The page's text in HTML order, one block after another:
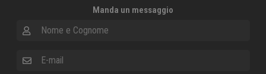
Manda un messaggio